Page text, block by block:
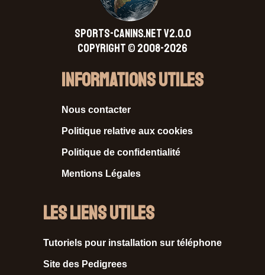
SPORTS-CANINS.NET V2.0.0
Copyright © 2008-2026
Informations Utiles
Nous contacter
Politique relative aux cookies
Politique de confidentialité
Mentions Légales
Les liens utiles
Tutoriels pour installation sur téléphone
Site des Pedigrees